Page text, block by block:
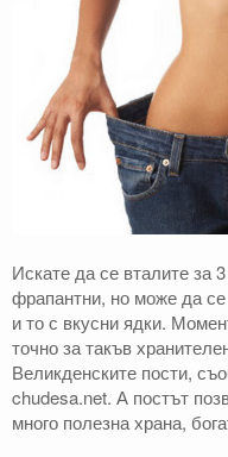
Искате да се вталите за
фрапантни, но може да
и то с вкусни ядки.
точно за такъв
Великденските пости,
chudesa.net. А постът
много полезна храна,